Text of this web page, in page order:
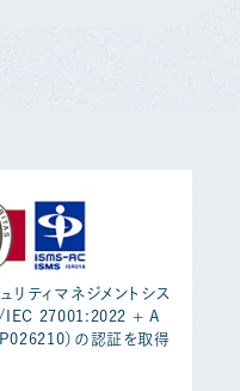
リティマネジメントシス
IEC 27001:2022 + A
）の認証を取得